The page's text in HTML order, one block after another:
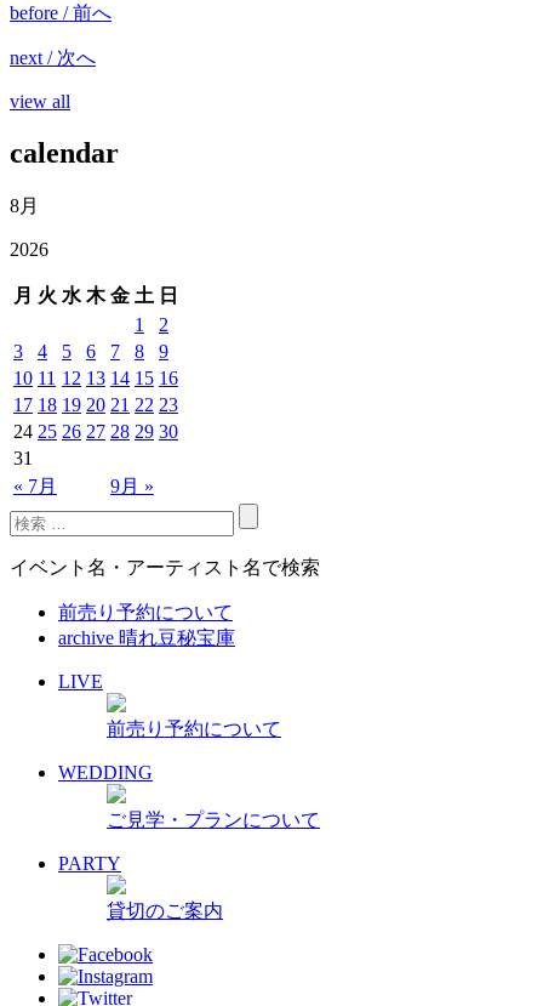
before / 前へ
next / 次へ
view all
calendar
8月
2026
月 火 水 木 金 土 日
« 7月 9月 »
1
2
3
4 5 6 7 8
9
10 11 12 13 14 15 16
17 18 19 20 21 22 23
24 25 26 27 28 29 30
31
イベント名・アーティスト名で検索
前売り予約について
archive 晴れ豆秘宝庫
LIVE
前売り予約について
WEDDING
ご見学・プランについて
PARTY
貸切のご案内